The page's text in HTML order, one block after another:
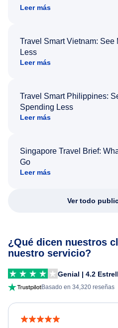
Leer más
Travel Smart Vietnam:
Less
Leer más
Travel Smart Philippines:
Spending Less
Leer más
Singapore Travel Brief:
Go
Leer más
Ver todo
¿Qué dicen nuestros
nuestro servicio?
Genial | 4.2
Basado en 34,320 reseñas